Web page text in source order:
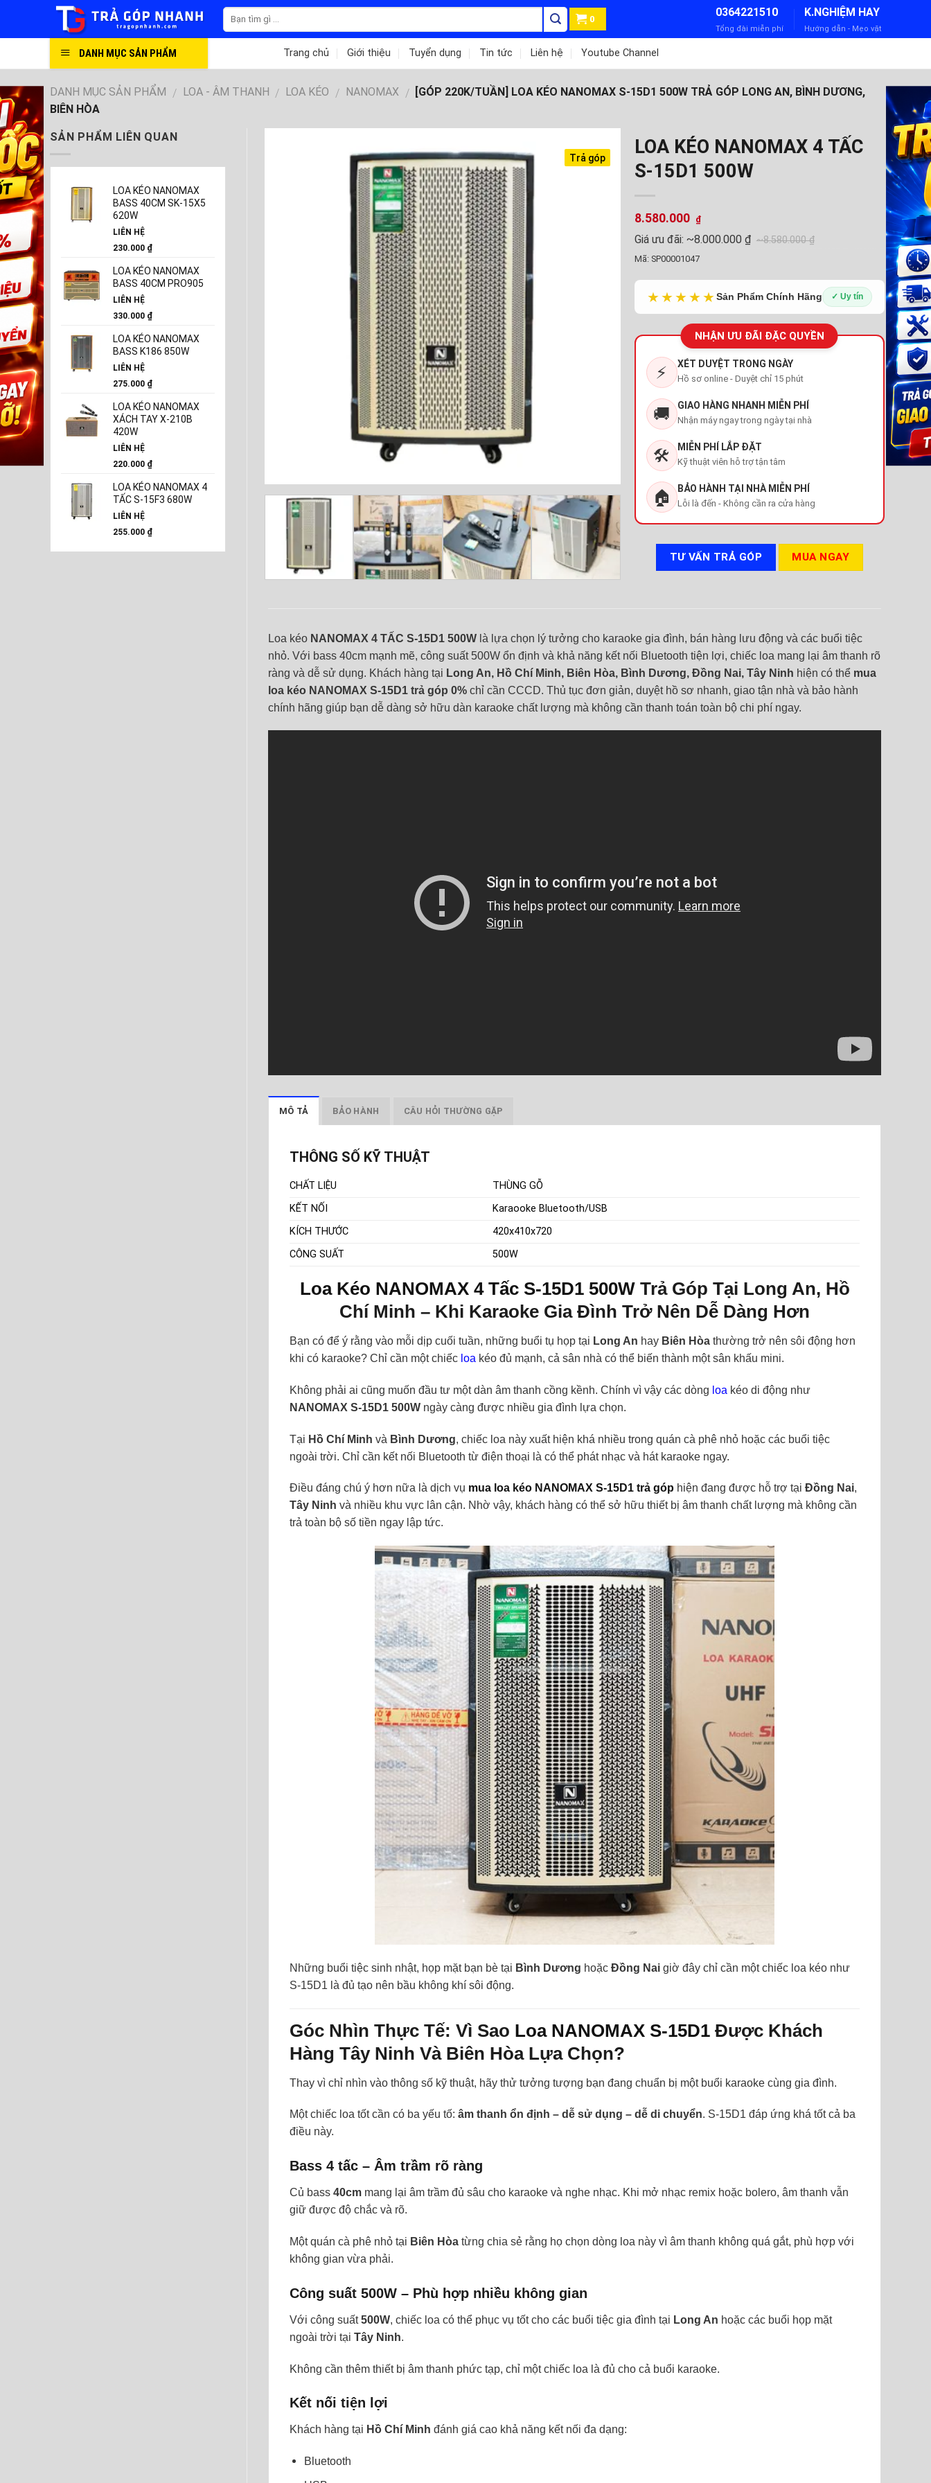
0
0364221510
Tổng đài miễn phí
K.NGHIỆM HAY
Hướng dẫn - Mẹo vặt
DANH MỤC SẢN PHẨM Trang chủ Giới thiệu Tuyển dụng Tin tức Liên hệ Youtube Channel
DANH MỤC SẢN PHẨM / LOA - ÂM THANH / LOA KÉO / NANOMAX /
[GÓP 220K/TUẦN] LOA KÉO NANOMAX S-15D1 500W TRẢ GÓP LONG AN, BÌNH DƯƠNG,
BIÊN HÒA
Trả góp
LOA KÉO NANOMAX 4 TẤC
S-15D1 500W
8.580.000 ₫
Giá ưu đãi: ~8.000.000 ₫ ~8.580.000 ₫
Mã: SP00001047
★★★★★Sản Phẩm Chính Hãng ✓ Uy tín
NHẬN ƯU ĐÃI ĐẶC QUYỀN
⚡ XÉT DUYỆT TRONG NGÀY
Hồ sơ online - Duyệt chỉ 15 phút
🚚 GIAO HÀNG NHANH MIỄN PHÍ
Nhận máy ngay trong ngày tại nhà
🛠️ MIỄN PHÍ LẮP ĐẶT
Kỹ thuật viên hỗ trợ tận tâm
🏠 BẢO HÀNH TẠI NHÀ MIỄN PHÍ
Lỗi là đến - Không cần ra cửa hàng
TƯ VẤN TRẢ GÓP MUA NGAY
Loa kéo NANOMAX 4 TẤC S-15D1 500W là lựa chọn lý tưởng cho karaoke gia đình, bán hàng lưu động và các buổi tiệc
nhỏ. Với bass 40cm mạnh mẽ, công suất 500W ổn định và khả năng kết nối Bluetooth tiện lợi, chiếc loa mang lại âm thanh rõ
ràng và dễ sử dụng. Khách hàng tại Long An, Hồ Chí Minh, Biên Hòa, Bình Dương, Đồng Nai, Tây Ninh hiện có thể mua
loa kéo NANOMAX S-15D1 trả góp 0% chỉ cần CCCD. Thủ tục đơn giản, duyệt hồ sơ nhanh, giao tận nhà và bảo hành
chính hãng giúp bạn dễ dàng sở hữu dàn karaoke chất lượng mà không cần thanh toán toàn bộ chi phí ngay.
MÔ TẢ BẢO HÀNH CÂU HỎI THƯỜNG GẶP
THÔNG SỐ KỸ THUẬT
CHẤT LIỆU
THÙNG GỖ
KẾT NỐI
Karaooke Bluetooth/USB
KÍCH THƯỚC
420x410x720
CÔNG SUẤT
500W
Loa Kéo NANOMAX 4 Tấc S-15D1 500WTrả Góp Tại Long An, Hồ
Chí Minh – Khi Karaoke Gia Đình Trở Nên Dễ Dàng Hơn
Bạn có để ý rằng vào mỗi dịp cuối tuần, những buổi tụ họp tại Long An hay Biên Hòa thường trở nên sôi động hơn
khi có karaoke? Chỉ cần một chiếc loa kéo đủ mạnh, cả sân nhà có thể biến thành một sân khấu mini.
Không phải ai cũng muốn đầu tư một dàn âm thanh cồng kềnh. Chính vì vậy các dòng loa kéo di động như
NANOMAX S-15D1 500W ngày càng được nhiều gia đình lựa chọn.
Tại Hồ Chí Minh và Bình Dương, chiếc loa này xuất hiện khá nhiều trong quán cà phê nhỏ hoặc các buổi tiệc
ngoài trời. Chỉ cần kết nối Bluetooth từ điện thoại là có thể phát nhạc và hát karaoke ngay.
Điều đáng chú ý hơn nữa là dịch vụ mua loa kéo NANOMAX S-15D1 trả góp hiện đang được hỗ trợ tại Đồng Nai,
Tây Ninh và nhiều khu vực lân cận. Nhờ vậy, khách hàng có thể sở hữu thiết bị âm thanh chất lượng mà không cần
trả toàn bộ số tiền ngay lập tức.
Những buổi tiệc sinh nhật, họp mặt bạn bè tại Bình Dương hoặc Đồng Nai giờ đây chỉ cần một chiếc loa kéo như
S-15D1 là đủ tạo nên bầu không khí sôi động.
Góc Nhìn Thực Tế: Vì Sao Loa NANOMAX S-15D1 Được Khách
Hàng Tây Ninh Và Biên Hòa Lựa Chọn?
Thay vì chỉ nhìn vào thông số kỹ thuật, hãy thử tưởng tượng bạn đang chuẩn bị một buổi karaoke cùng gia đình.
Một chiếc loa tốt cần có ba yếu tố: âm thanh ổn định – dễ sử dụng – dễ di chuyển. S-15D1 đáp ứng khá tốt cả ba
điều này.
Bass 4 tấc – Âm trầm rõ ràng
Củ bass 40cm mang lại âm trầm đủ sâu cho karaoke và nghe nhạc. Khi mở nhạc remix hoặc bolero, âm thanh vẫn
giữ được độ chắc và rõ.
Một quán cà phê nhỏ tại Biên Hòa từng chia sẻ rằng họ chọn dòng loa này vì âm thanh không quá gắt, phù hợp với
không gian vừa phải.
Công suất 500W – Phù hợp nhiều không gian
Với công suất500W, chiếc loa có thể phục vụ tốt cho các buổi tiệc gia đình tại Long An hoặc các buổi họp mặt
ngoài trời tại Tây Ninh.
Không cần thêm thiết bị âm thanh phức tạp, chỉ một chiếc loa là đủ cho cả buổi karaoke.
Kết nối tiện lợi
Khách hàng tại Hồ Chí Minh đánh giá cao khả năng kết nối đa dạng:
Bluetooth
SẢN PHẨM LIÊN QUAN
LOA KÉO NANOMAX
BASS 40CM SK-15X5
620W
LIÊN HỆ
230.000 ₫
LOA KÉO NANOMAX
BASS 40CM PRO905
LIÊN HỆ
330.000 ₫
LOA KÉO NANOMAX
BASS K186 850W
LIÊN HỆ
275.000 ₫
LOA KÉO NANOMAX
XÁCH TAY X-210B
420W
LIÊN HỆ
220.000 ₫
LOA KÉO NANOMAX 4
TẤC S-15F3 680W
LIÊN HỆ
255.000 ₫